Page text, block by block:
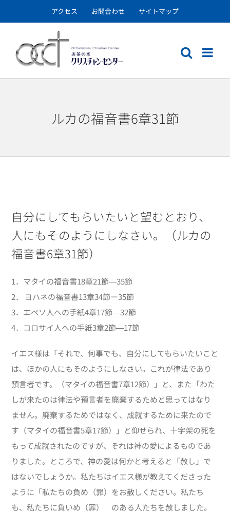
to
アクセス お問合わせ サイトマップ
ルカの福音書6章31節
自分にしてもらいたいと望むとおり、
人にもそのようにしなさい。（ルカの
福音書6章31節）
1．マタイの福音書18章21節―35節
2． ヨハネの福音書13章34節ー35節
3．エペソ人への手紙4章17節―32節
4．コロサイ人への手紙3章2節―17節
イエス様は「それで、何事でも、自分にしてもらいたいこと
は、ほかの人にもそのようにしなさい。これが律法であり
預言者です。（マタイの福音書7章12節）」と、また「わた
しが来たのは律法や預言者を廃棄するためと思ってはなり
ません。廃棄するためではなく、成就するために来たので
す（マタイの福音書5章17節）」と仰せられ、十字架の死を
もって成就されたのですが、それは神の愛によるものであ
りました。ところで、神の愛は何かと考えると「赦し」で
はないでしょうか。私たちはイエス様が教えてくださった
ように「私たちの負め（罪）をお赦しください。私たち
も、私たちに負いめ（罪） のある人たちを赦しました。